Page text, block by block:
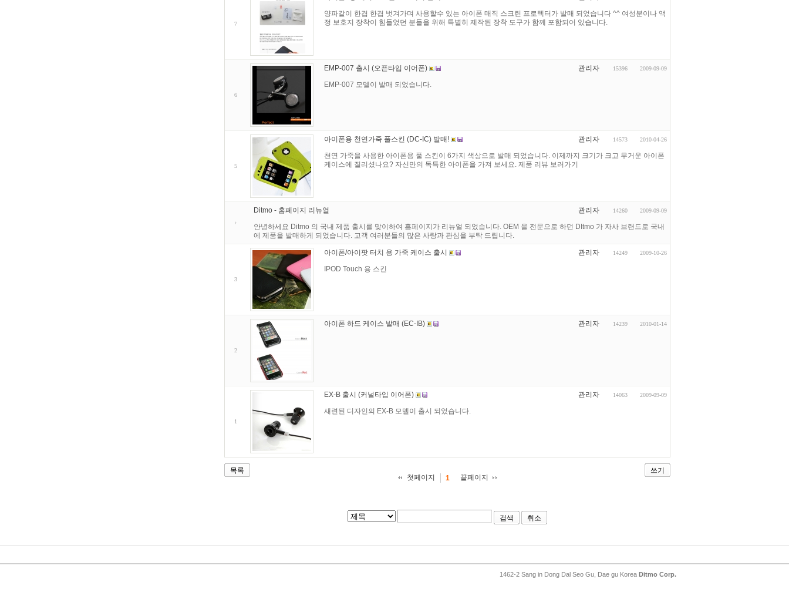
7
양파같이 한겹 한겹 벗겨가며 사용할수 있는 아이폰 매직 스크린 프로텍터가 발매 되었습니다 ^^ 여성분이나 액
정 보호지 장착이 힘들었던 분들을 위해 특별히 제작된 장착 도구가 함께 포함되어 있습니다.
6
EMP-007 출시 (오픈타입 이어폰) 관리자 15396 2009-09-09
EMP-007 모델이 발매 되었습니다.
5
아이폰용 천연가죽 풀스킨 (DC-IC) 발매! 관리자 14573 2010-04-26
천연 가죽을 사용한 아이폰용 풀 스킨이 6가지 색상으로 발매 되었습니다. 이제까지 크기가 크고 무거운 아이폰
케이스에 질리셨나요? 자신만의 독특한 아이폰을 가져 보세요. 제품 리뷰 보러가기
Ditmo - 홈페이지 리뉴얼 관리자 14260 2009-09-09
안녕하세요 Ditmo 의 국내 제품 출시를 맞이하여 홈페이지가 리뉴얼 되었습니다. OEM 을 전문으로 하던 DItmo 가 자사 브랜드로 국내
에 제품을 발매하게 되었습니다. 고객 여러분들의 많은 사랑과 관심을 부탁 드립니다.
3
아이폰/아이팟 터치 용 가죽 케이스 출시 관리자 14249 2009-10-26
IPOD Touch 용 스킨
2
아이폰 하드 케이스 발매 (EC-IB) 관리자 14239 2010-01-14
1
EX-B 출시 (커널타입 이어폰) 관리자 14063 2009-09-09
새련된 디자인의 EX-B 모델이 출시 되었습니다.
목록
쓰기
첫페이지
1 끝페이지
검색 취소
1462-2 Sang in Dong Dal Seo Gu, Dae gu Korea Ditmo Corp.